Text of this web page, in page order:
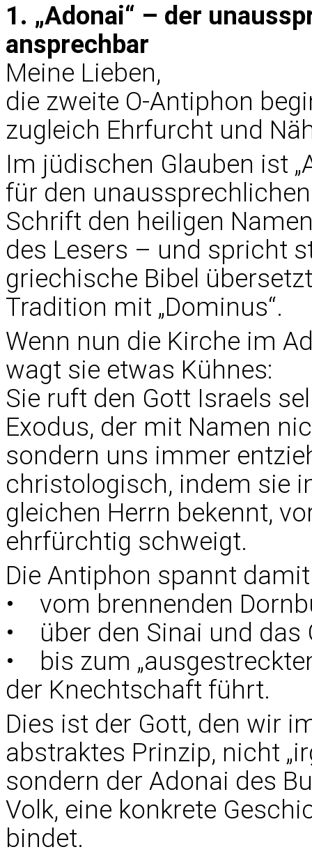
1. „Adonai“ – der
ansprechbar
Meine Lieben,
die zweite O-Antiphon
zugleich Ehrfurcht und
Im jüdischen Glauben ist
für den
Schrift den heiligen
des Lesers – und spricht
griechische Bibel
Tradition mit „Dominus“.
Wenn nun die Kirche im
wagt sie etwas Kühnes:
Sie ruft den Gott Israels
Exodus, der mit Namen
sondern uns immer
christologisch, indem sie
gleichen Herrn bekennt,
ehrfürchtig schweigt.
Die Antiphon spannt
• vom brennenden
• über den Sinai und das
• bis zum
der Knechtschaft führt.
Dies ist der Gott, den wir
abstraktes Prinzip, nicht
sondern der Adonai des
Volk, eine konkrete
bindet.